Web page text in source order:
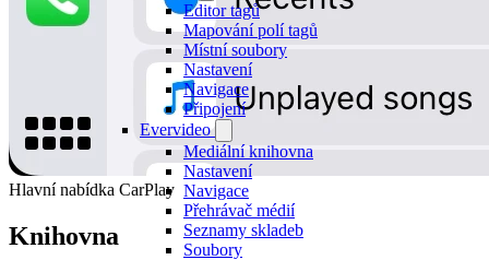
Editor tagů
Mapování polí tagů
Místní soubory
Nastavení
Navigace
Připojení
Evervideo
Mediální knihovna
Nastavení
Navigace
Přehrávač médií
Seznamy skladeb
Soubory
Hlavní nabídka CarPlay
Knihovna